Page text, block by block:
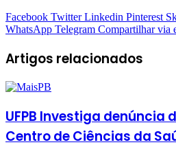
Facebook Twitter Linkedin Pinterest
WhatsApp Telegram Compartilhar via
Artigos relacionados
UFPB Investiga denúncia
Centro de Ciências da